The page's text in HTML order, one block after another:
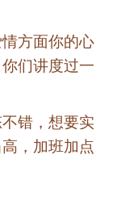
方面你的心
们讲度过一
错，想要实
，加班加点